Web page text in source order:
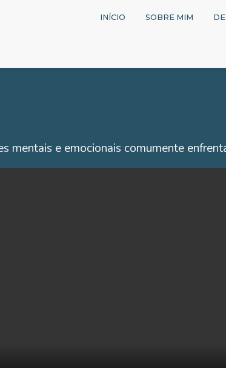
INÍCIO SOBRE MIM
mentais e emocionais comumente